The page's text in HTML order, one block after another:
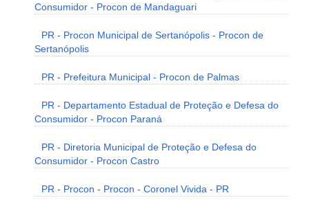
Consumidor - Procon de Mandaguari
PR - Procon Municipal de Sertanópolis - Procon de
Sertanópolis
PR - Prefeitura Municipal - Procon de Palmas
PR - Departamento Estadual de Proteção e Defesa do
Consumidor - Procon Paraná
PR - Diretoria Municipal de Proteção e Defesa do
Consumidor - Procon Castro
PR - Procon - Procon - Coronel Vivida - PR